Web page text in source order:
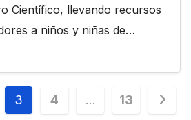
Científico, llevando recursos
a niños y niñas de…
3 4 … 13